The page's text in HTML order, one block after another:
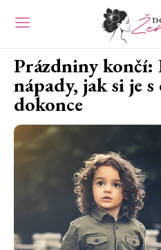
Prázdniny končí:
nápady, jak si je
dokonce